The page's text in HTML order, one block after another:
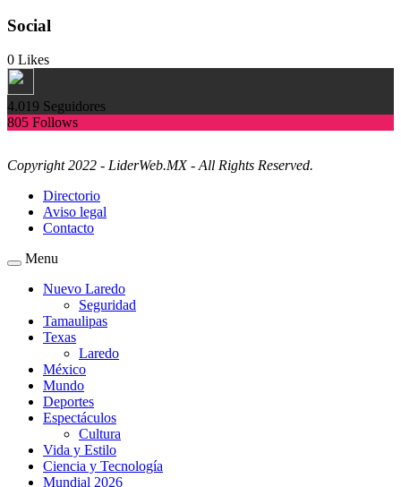
Social
0 Likes
4.019 Seguidores
805 Follows
Copyright 2022 - LiderWeb.MX - All Rights Reserved.
Directorio
Aviso legal
Contacto
Menu
Nuevo Laredo
Seguridad
Tamaulipas
Texas
Laredo
México
Mundo
Deportes
Espectáculos
Cultura
Vida y Estilo
Ciencia y Tecnología
Mundial 2026